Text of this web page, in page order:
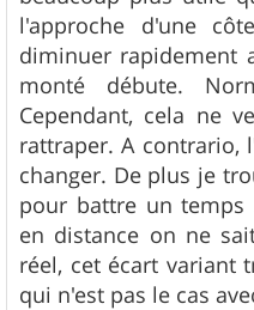
e
l'approche d'une
diminuer rapidement
monté débute.
Cependant, cela ne
rattraper. A contrario,
changer. De plus je
pour battre un temps
en distance on ne
réel, cet écart variant
qui n'est pas le cas